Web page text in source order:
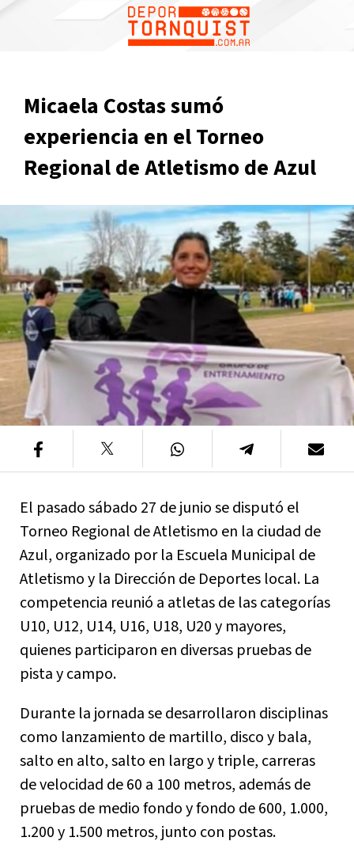
Micaela Costas sumó
experiencia en el Torneo
Regional de Atletismo de Azul
El pasado sábado 27 de junio se disputó el
Torneo Regional de Atletismo en la ciudad de
Azul, organizado por la Escuela Municipal de
Atletismo y la Dirección de Deportes local. La
competencia reunió a atletas de las categorías
U10, U12, U14, U16, U18, U20 y mayores,
quienes participaron en diversas pruebas de
pista y campo.
Durante la jornada se desarrollaron disciplinas
como lanzamiento de martillo, disco y bala,
salto en alto, salto en largo y triple, carreras
de velocidad de 60 a 100 metros, además de
pruebas de medio fondo y fondo de 600, 1.000,
1.200 y 1.500 metros, junto con postas.